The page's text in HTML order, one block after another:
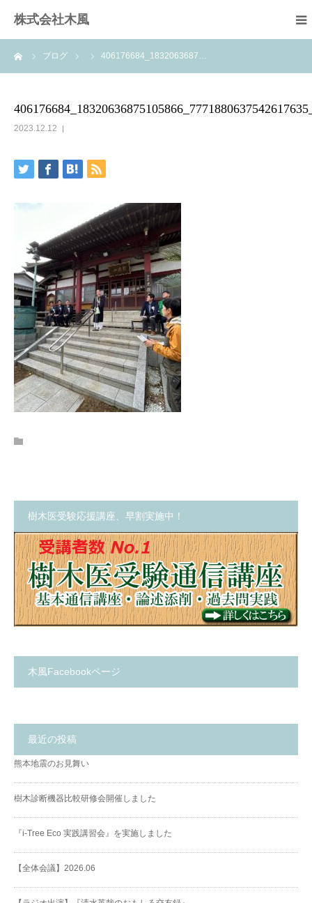
株式会社木風
ブログ 406176684_1832063687…
2023.12.12
樹木医受験応援講座、早割実施中！
木風Facebookページ
最近の投稿
熊本地震のお見舞い
樹木診断機器比較研修会開催しました
『i-Tree Eco 実践講習会』を実施しました
【全体会議】2026.06
業務案内
お問い合せ